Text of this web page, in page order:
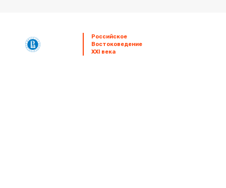
Российское
Востоковедение
XXI века